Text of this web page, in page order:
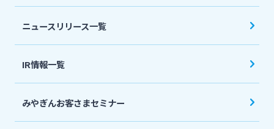
ニュースリリース一覧
採用情報
ニュースリリース一覧
IR情報一覧
みやぎんお客さまセミナー